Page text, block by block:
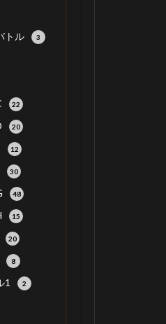
トル 3
22
20
12
30
48
15
20
8
1 2